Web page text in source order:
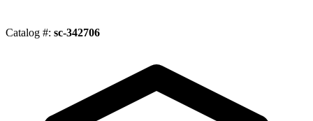
Catalog #: sc-342706